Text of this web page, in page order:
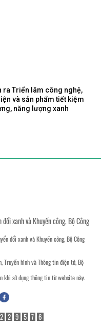
ra Triển lãm công nghệ,
và sản phẩm tiết kiệm
năng lượng xanh
xanh và Khuyến công, Bộ Công
đổi xanh và Khuyến công, Bộ Công
Truyền hình và Thông tin điện tử, Bộ
khi sử dụng thông tin từ website này.
2 2 9 5 7 6